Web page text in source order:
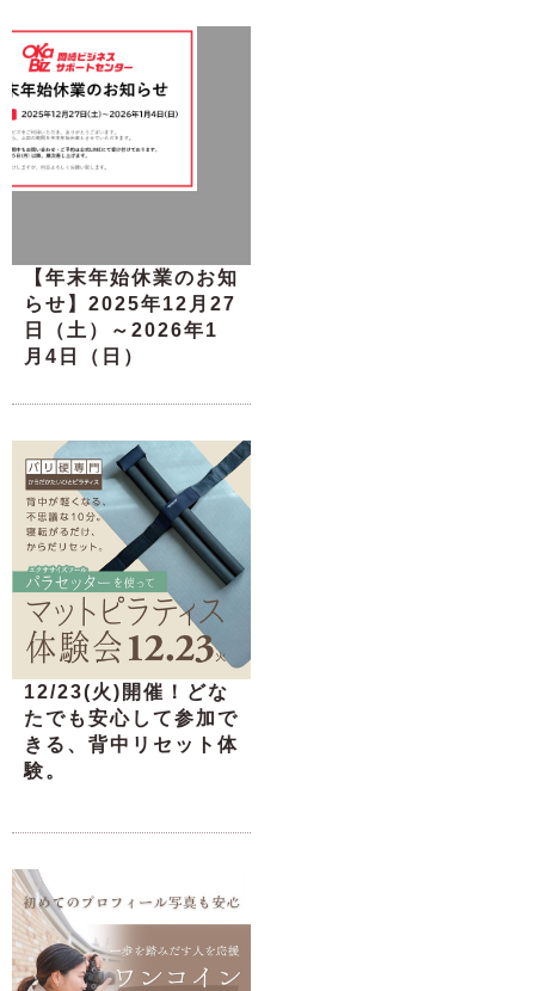
【年末年始休業のお知
らせ】2025年12月27
日（土）～2026年1
月4日（日）
12/23(火)開催！どな
たでも安心して参加で
きる、背中リセット体
験。